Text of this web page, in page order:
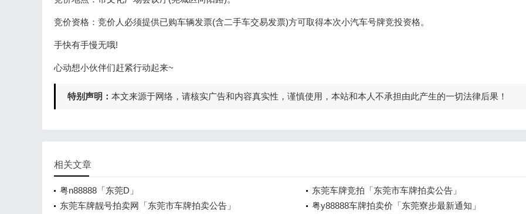
竞价资格：竞价人必须提供已购车辆发票(含二手车交易发票)方可取得本次小汽车号牌竞投资格。
手快有手慢无哦!
心动想小伙伴们赶紧行动起来~
特别声明： 本文来源于网络，请核实广告和内容真实性，谨慎使用，本站和本人不承担由此产生的一切法律后果！
相关文章
粤n88888「东莞D」
东莞车牌竞拍「东莞市车牌拍卖公告」
东莞车牌靓号拍卖网「东莞市车牌拍卖公告」
粤y88888车牌拍卖价「东莞寮步最新通知」